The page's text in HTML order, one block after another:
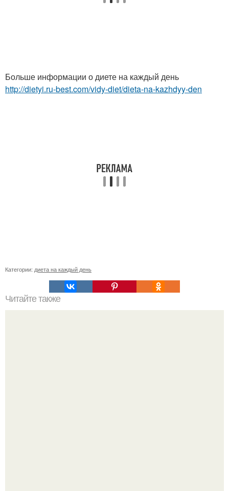
Больше информации о диете на каждый день
http://dietyi.ru-best.com/vidy-diet/dieta-na-kazhdyy-den
Категории: диета на каждый день
Читайте также